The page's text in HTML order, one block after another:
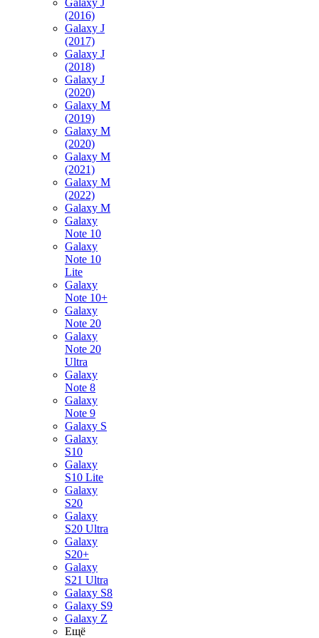
Galaxy J
(2016)
Galaxy J
(2017)
Galaxy J
(2018)
Galaxy J
(2020)
Galaxy M
(2019)
Galaxy M
(2020)
Galaxy M
(2021)
Galaxy M
(2022)
Galaxy M
Galaxy
Note 10
Galaxy
Note 10
Lite
Galaxy
Note 10+
Galaxy
Note 20
Galaxy
Note 20
Ultra
Galaxy
Note 8
Galaxy
Note 9
Galaxy S
Galaxy
S10
Galaxy
S10 Lite
Galaxy
S20
Galaxy
S20 Ultra
Galaxy
S20+
Galaxy
S21 Ultra
Galaxy S8
Galaxy S9
Galaxy Z
Ещё